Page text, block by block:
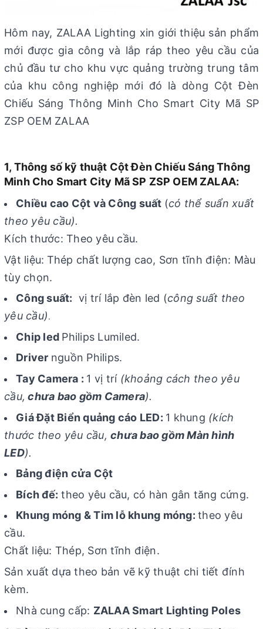
Hôm nay, ZALAA Lighting xin giới thiệu sản phẩm
mới được gia công và lắp ráp theo yêu cầu của
chủ đầu tư cho khu vực quảng trường trung tâm
của khu công nghiệp mới đó là dòng Cột Đèn
Chiếu Sáng Thông Minh Cho Smart City Mã SP
ZSP OEM ZALAA
1, Thông số kỹ thuật Cột Đèn Chiếu Sáng Thông
Minh Cho Smart City Mã SP ZSP OEM ZALAA:
Chiều cao Cột và Công suất (có thể suẩn xuất
theo yêu cầu).
Kích thước: Theo yêu cầu.
Vật liệu: Thép chất lượng cao, Sơn tĩnh điện: Màu
tùy chọn.
Công suất: vị trí lắp đèn led (công suất theo
yêu cầu).
Chip led Philips Lumiled.
Driver nguồn Philips.
Tay Camera : 1 vị trí (khoảng cách theo yêu
cầu, chưa bao gồm Camera).
Giá Đặt Biển quảng cáo LED: 1 khung (kích
thước theo yêu cầu, chưa bao gồm Màn hình
LED).
Bảng điện cửa Cột
Bích đế: theo yêu cầu, có hàn gân tăng cứng.
Khung móng & Tim lỗ khung móng: theo yêu
cầu.
Chất liệu: Thép, Sơn tĩnh điện.
Sản xuất dựa theo bản vẽ kỹ thuật chi tiết đính
kèm.
Nhà cung cấp: ZALAA Smart Lighting Poles